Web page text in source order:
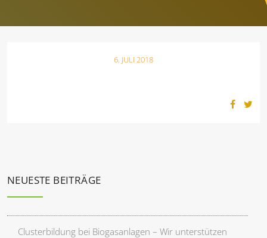
6. JULI 2018
NEUESTE BEITRÄGE
Clusterbildung bei Biogasanlagen – Wir unterstützen